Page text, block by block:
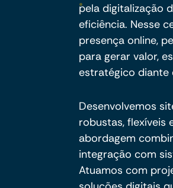
pela digitalização
eficiência. Nesse
presença online,
para gerar valor,
estratégico diante
Desenvolvemos
robustas, flexíveis
abordagem
integração com
Atuamos com